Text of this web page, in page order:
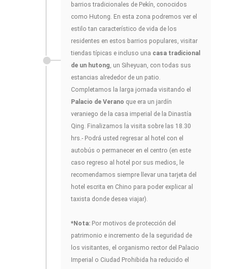
barrios tradicionales de Pekín, conocidos
como Hutong. En esta zona podremos ver el
estilo tan característico de vida de los
residentes en estos barrios populares, visitar
tiendas típicas e incluso una casa tradicional
de un hutong , un Siheyuan, con todas sus
estancias alrededor de un patio.
Completamos la larga jornada visitando el
Palacio de Verano que era un jardín
veraniego de la casa imperial de la Dinastía
Qing. Finalizamos la visita sobre las 18.30
hrs.- Podrá usted regresar al hotel con el
autobús o permanecer en el centro (en este
caso regreso al hotel por sus medios, le
recomendamos siempre llevar una tarjeta del
hotel escrita en Chino para poder explicar al
taxista donde desea viajar).
*Nota: Por motivos de protección del
patrimonio e incremento de la seguridad de
los visitantes, el organismo rector del Palacio
Imperial o Ciudad Prohibida ha reducido el